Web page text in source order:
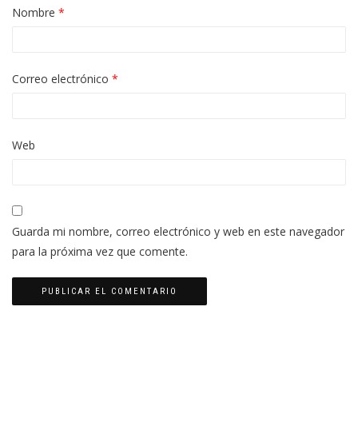
Nombre *
Correo electrónico *
Web
Guarda mi nombre, correo electrónico y web en este navegador
para la próxima vez que comente.